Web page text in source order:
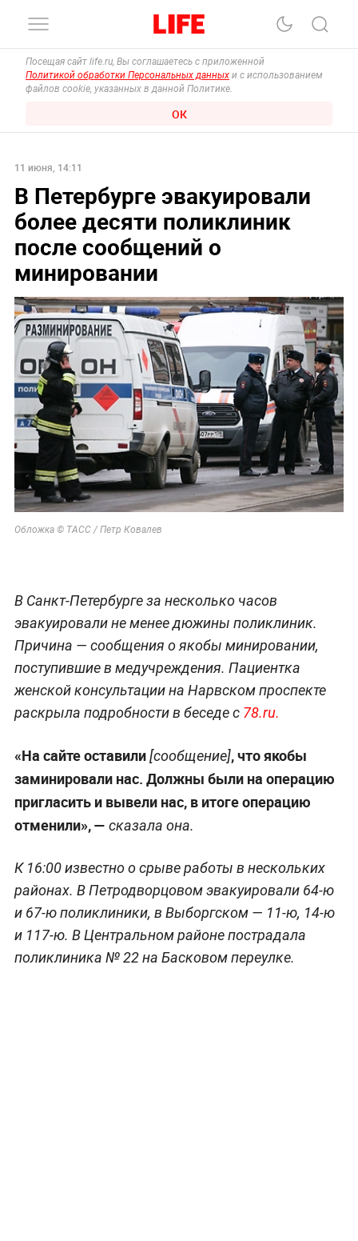
Посещая сайт life.ru, Вы соглашаетесь с приложенной
Политикой обработки Персональных данных и с использованием
файлов cookie, указанных в данной Политике.
ОК
11 июня, 14:11
В Петербурге эвакуировали
более десяти поликлиник
после сообщений о
минировании
Обложка © ТАСС / Петр Ковалев
В Санкт-Петербурге за несколько часов
эвакуировали не менее дюжины поликлиник.
Причина — сообщения о якобы минировании,
поступившие в медучреждения. Пациентка
женской консультации на Нарвском проспекте
раскрыла подробности в беседе с 78.ru.
«На сайте оставили[сообщение], что якобы
заминировали нас. Должны были на операцию
пригласить и вывели нас, в итоге операцию
отменили», — сказала она.
К 16:00 известно о срыве работы в нескольких
районах. В Петродворцовом эвакуировали 64-ю
и 67-ю поликлиники, в Выборгском — 11-ю, 14-ю
и 117-ю. В Центральном районе пострадала
поликлиника № 22 на Басковом переулке.